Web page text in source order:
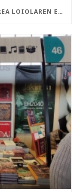
DURANGOKO AZOKAN GAUDE, NEREA LOIOLAREN ETA ASISKOREN LIBURU BERRIEKIN